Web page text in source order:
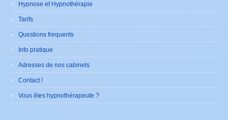
Hypnose et Hypnothérapie
Tarifs
Questions frequents
Info pratique
Adresses de nos cabinets
Contact !
Vous êtes hypnothérapeute ?